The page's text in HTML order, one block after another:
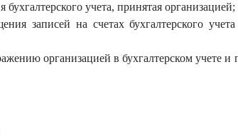
учета, принятая организацией;
записей на счетах бухгалтерского
организацией в бухгалтерском учете